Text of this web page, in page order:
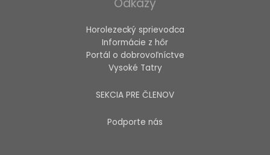
Odkazy
Horolezecký sprievodca
Informácie z hôr
Portál o dobrovoľníctve
Vysoké Tatry
SEKCIA PRE ČLENOV
Podporte nás